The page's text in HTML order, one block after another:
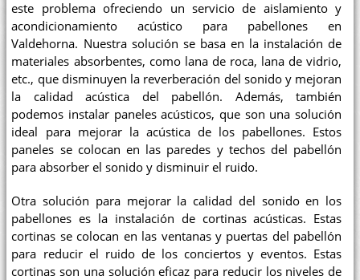
este problema ofreciendo un servicio de aislamiento y
acondicionamiento acústico para pabellones en
Valdehorna. Nuestra solución se basa en la instalación de
materiales absorbentes, como lana de roca, lana de vidrio,
etc., que disminuyen la reverberación del sonido y mejoran
la calidad acústica del pabellón. Además, también
podemos instalar paneles acústicos, que son una solución
ideal para mejorar la acústica de los pabellones. Estos
paneles se colocan en las paredes y techos del pabellón
para absorber el sonido y disminuir el ruido.
Otra solución para mejorar la calidad del sonido en los
pabellones es la instalación de cortinas acústicas. Estas
cortinas se colocan en las ventanas y puertas del pabellón
para reducir el ruido de los conciertos y eventos. Estas
cortinas son una solución eficaz para reducir los niveles de